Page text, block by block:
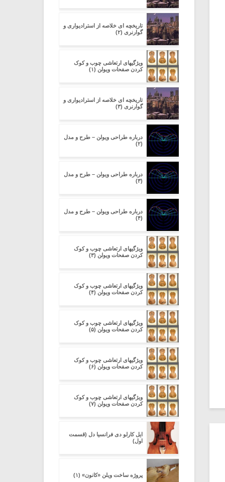
تاریخچه ای خلاصه از استرادیواری و
گوارنری (۲)
ویژگیهای ارتعاشی چوب و کوک
کردن صفحات ویولن (۱)
تاریخچه ای خلاصه از استرادیواری و
گوارنری (۳)
درباره طراحی ویولن – طرح و مدل
(۲)
درباره طراحی ویولن – طرح و مدل
(۳)
درباره طراحی ویولن – طرح و مدل
(۴)
ویژگیهای ارتعاشی چوب و کوک
کردن صفحات ویولن (۳)
ویژگیهای ارتعاشی چوب و کوک
کردن صفحات ویولن (۴)
ویژگیهای ارتعاشی چوب و کوک
کردن صفحات ویولن (۵)
ویژگیهای ارتعاشی چوب و کوک
کردن صفحات ویولن (۶)
ویژگیهای ارتعاشی چوب و کوک
کردن صفحات ویولن (۷)
ایل کارلو دی فرانسیا دل (قسمت
اول)
پروژه ساخت ویلن «کانون» (۱)